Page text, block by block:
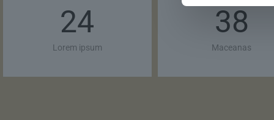
Lorem ipsum
24
Maceanas
38